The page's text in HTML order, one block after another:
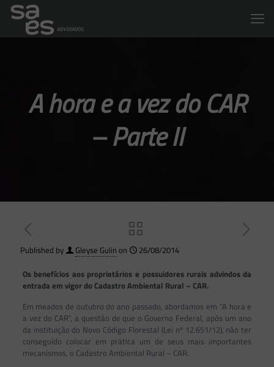
A hora e a vez do CAR
– Parte II
Published by Gleyse Gulin on
26/08/2014
Os benefícios aos proprietários e possuidores rurais advindos da
entrada em vigor do Cadastro Ambiental Rural – CAR.
Em meados de outubro do ano passado, abordamos em “A hora e
a vez do CAR”, a questão de que o Governo Federal, após um ano
da instituição do Novo Código Florestal (Lei nº 12.651/12), não ter
conseguido colocar em prática um de seus mais importantes
mecanismos, o Cadastro Ambiental Rural – CAR.